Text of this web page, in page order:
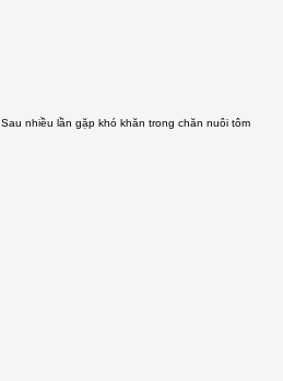
Sau nhiều lần gặp khó khăn trong chăn nuôi tôm